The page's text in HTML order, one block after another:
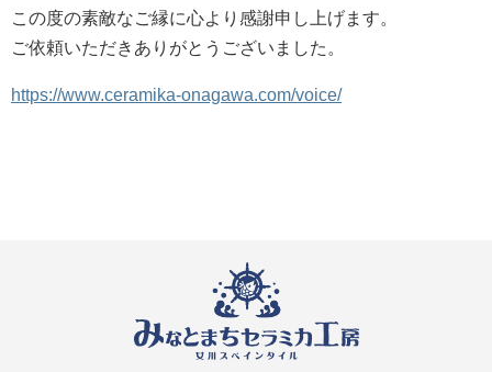
この度の素敵なご縁に心より感謝申し上げます。
ご依頼いただきありがとうございました。
https://www.ceramika-onagawa.com/voice/